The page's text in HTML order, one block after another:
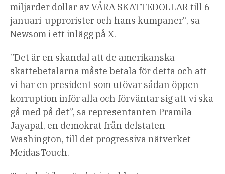
miljarder dollar av VÅRA SKATTEDOLLAR till 6
januari-upprorister och hans kumpaner”, sa
Newsom i ett inlägg på X.
”Det är en skandal att de amerikanska
skattebetalarna måste betala för detta och att
vi har en president som utövar sådan öppen
korruption inför alla och förväntar sig att vi ska
gå med på det”, sa representanten Pramila
Jayapal, en demokrat från delstaten
Washington, till det progressiva nätverket
MeidasTouch.